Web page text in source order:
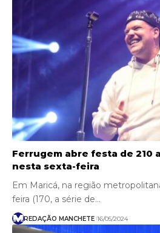
Ferrugem abre festa de 210
nesta sexta-feira
Em Maricá, na região
feira (170, a série de…
REDAÇÃO MANCHETE 16/05/2024